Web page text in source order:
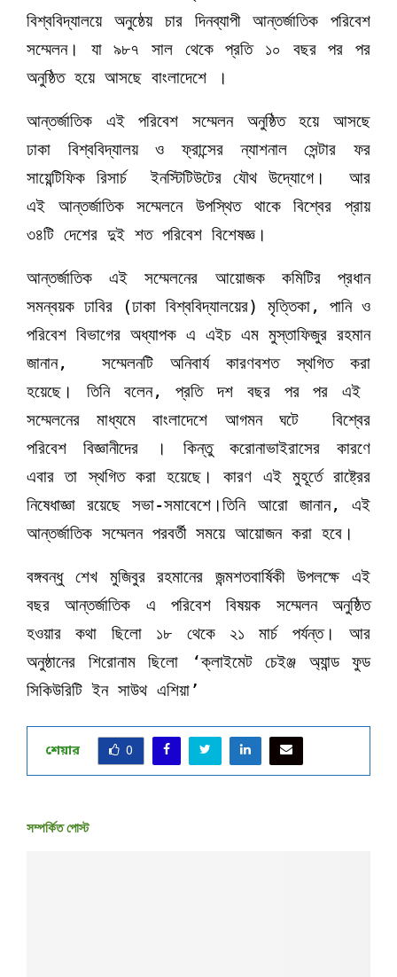
বিশ্ববিদ্যালয়ে অনুষ্ঠেয় চার দিনব্যাপী আন্তর্জাতিক পরিবেশ
সম্মেলন। যা ৯৮৭ সাল থেকে প্রতি ১০ বছর পর পর
অনুষ্ঠিত হয়ে আসছে বাংলাদেশে ।
আন্তর্জাতিক এই পরিবেশ সম্মেলন অনুষ্ঠিত হয়ে আসছে
ঢাকা বিশ্ববিদ্যালয় ও ফ্রান্সের ন্যাশনাল সেন্টার ফর
সায়েন্টিফিক রিসার্চ ইনস্টিটিউটের যৌথ উদ্যোগে। আর
এই আন্তর্জাতিক সম্মেলনে উপস্থিত থাকে বিশ্বের প্রায়
৩৪টি দেশের দুই শত পরিবেশ বিশেষজ্ঞ।
আন্তর্জাতিক এই সম্মেলনের আয়োজক কমিটির প্রধান
সমন্বয়ক ঢাবির (ঢাকা বিশ্ববিদ্যালয়ের) মৃত্তিকা, পানি ও
পরিবেশ বিভাগের অধ্যাপক এ এইচ এম মুস্তাফিজুর রহমান
জানান, সম্মেলনটি অনিবার্য কারণবশত স্থগিত করা
হয়েছে। তিনি বলেন, প্রতি দশ বছর পর পর এই
সম্মেলনের মাধ্যমে বাংলাদেশে আগমন ঘটে বিশ্বের
পরিবেশ বিজ্ঞানীদের । কিন্তু করোনাভাইরাসের কারণে
এবার তা স্থগিত করা হয়েছে। কারণ এই মুহূর্তে রাষ্ট্রের
নিষেধাজ্ঞা রয়েছে সভা-সমাবেশে।তিনি আরো জানান, এই
আন্তর্জাতিক সম্মেলন পরবর্তী সময়ে আয়োজন করা হবে।
বঙ্গবন্ধু শেখ মুজিবুর রহমানের জন্মশতবার্ষিকী উপলক্ষে এই
বছর আন্তর্জাতিক এ পরিবেশ বিষয়ক সম্মেলন অনুষ্ঠিত
হওয়ার কথা ছিলো ১৮ থেকে ২১ মার্চ পর্যন্ত। আর
অনুষ্ঠানের শিরোনাম ছিলো ‘ক্লাইমেট চেইঞ্জ অ্যান্ড ফুড
সিকিউরিটি ইন সাউথ এশিয়া’
শেয়ার 0
সম্পর্কিত পোস্ট